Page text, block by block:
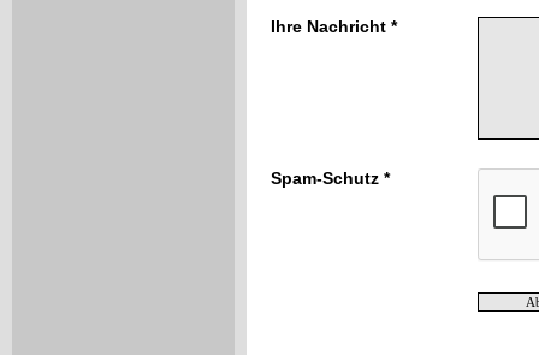
Ihre Nachricht *
Spam-Schutz *